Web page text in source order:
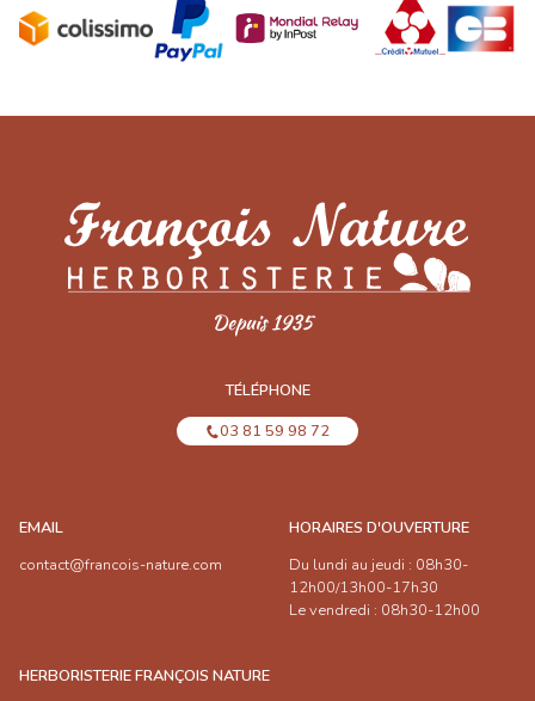
TÉLÉPHONE
03 81 59 98 72
EMAIL
contact@francois-nature.com
HORAIRES D'OUVERTURE
Du lundi au jeudi : 08h30-
12h00/13h00-17h30
Le vendredi : 08h30-12h00
HERBORISTERIE FRANÇOIS NATURE